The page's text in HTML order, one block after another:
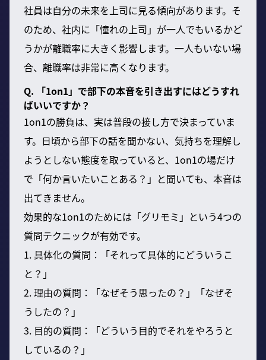
社員は自分の未来を上司に見る傾向があります。そ
のため、社内に「憧れの上司」が一人でもいるかど
うかが離職率に大きく影響します。一人もいない場
合、離職率は非常に高くなります。
Q. 「1on1」で部下の本音を引き出すにはどうすれ
ばいいですか？
1on1の勝負は、実は普段の接し方で決まっていま
す。日頃から部下の話を聞かない、気持ちを理解し
ようとしない態度を取っていると、1on1の場だけ
で「何か言いたいことある？」と聞いても、本音は
出てきません。
効果的な1on1のためには「グリモミ」という4つの
質問テクニックが有効です。
1. 具体化の質問：「それって具体的にどういうこ
と？」
2. 理由の質問：「なぜそう思ったの？」「なぜそ
うしたの？」
3. 目的の質問：「どういう目的でそれをやろうと
しているの？」